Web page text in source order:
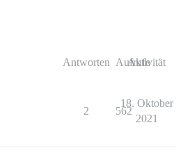
Antworten Aufrufe
Aktivität
2 562
18. Oktober
2021